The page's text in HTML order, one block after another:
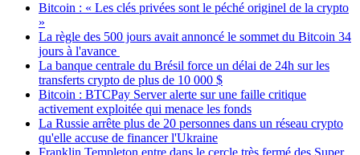
Bitcoin : « Les clés privées sont le péché originel de la crypto
»
La règle des 500 jours avait annoncé le sommet du Bitcoin 34
jours à l'avance
La banque centrale du Brésil force un délai de 24h sur les
transferts crypto de plus de 10 000 $
Bitcoin : BTCPay Server alerte sur une faille critique
activement exploitée qui menace les fonds
La Russie arrête plus de 20 personnes dans un réseau crypto
qu'elle accuse de financer l'Ukraine